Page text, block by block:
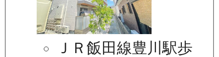
ＪＲ飯田線豊川駅歩